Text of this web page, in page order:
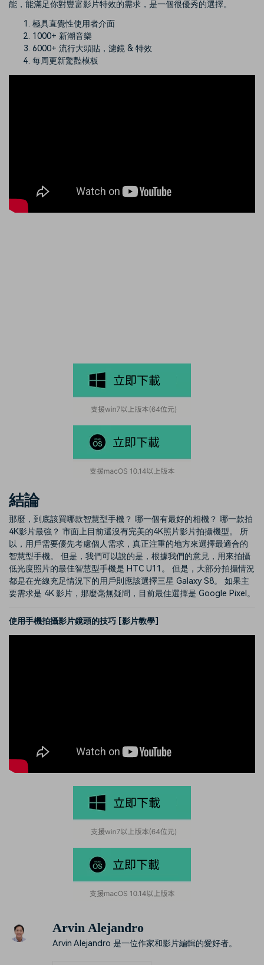
能，能滿足你對豐富影片特效的需求，是一個很優秀的選擇。
極具直覺性使用者介面
1000+ 新潮音樂
6000+ 流行大頭貼，濾鏡 & 特效
每周更新驚豔模板
結論
那麼，到底該買哪款智慧型手機？ 哪一個有最好的相機？ 哪一款拍
4K影片最強？ 市面上目前還沒有完美的4K照片影片拍攝機型。 所
以，用戶需要優先考慮個人需求，真正注重的地方來選擇最適合的
智慧型手機。 但是，我們可以說的是，根據我們的意見，用來拍攝
低光度照片的最佳智慧型手機是 HTC U11。 但是，大部分拍攝情況
都是在光線充足情況下的用戶則應該選擇三星 Galaxy S8。 如果主
要需求是 4K 影片，那麼毫無疑問，目前最佳選擇是 Google Pixel。
使用手機拍攝影片鏡頭的技巧 [影片教學]
Arvin Alejandro
Arvin Alejandro 是一位作家和影片編輯的愛好者。